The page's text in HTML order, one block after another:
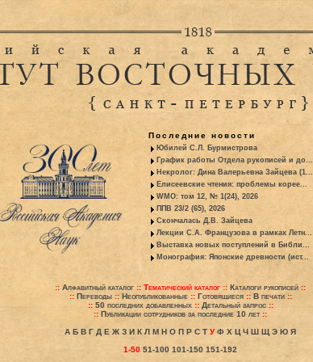
Последние новости
Юбилей С.Л. Бурмистрова
График работы Отдела рукописей и до...
Некролог: Дина Валерьевна Зайцева (1...
Елисеевские чтения: проблемы корее...
WMO: том 12, № 1(24), 2026
ППВ 23/2 (65), 2026
Скончалась Д.В. Зайцева
Лекции С.А. Французова в рамках Летн...
Выставка новых поступлений в Библи...
Монография: Японские древности (ист...
:: Алфавитный каталог :: Тематический каталог :: Каталоги рукописей ::
:: Переводы:: Неопубликованные:: Готовящиеся:: В печати::
:: 50 последних добавленных:: Детальный запрос::
:: Публикации сотрудников за последние 10 лет::
А Б В Г Д Е Ж З И К Л М Н О П Р С Т У Ф Х Ц Ч Ш Щ Э Ю Я
1-50 51-100 101-150 151-192